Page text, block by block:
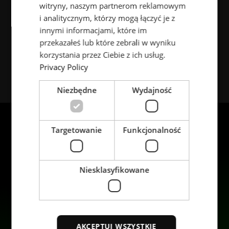
Bølevegen 4B
N-3724 Skien
Tel: +47-3550 6000
Produkty
Zastosowania
Zrównoważony rozwój
Kariera
SPANISH
witryny, naszym partnerom reklamowym
i analitycznym, którzy mogą łączyć je z
innymi informacjami, które im
przekazałeś lub które zebrali w wyniku
korzystania przez Ciebie z ich usług.
Privacy Policy
Niezbędne Wydajność
Targetowanie Funkcjonalność
Niesklasyfikowane
AKCEPTUJ WSZYSTKIE